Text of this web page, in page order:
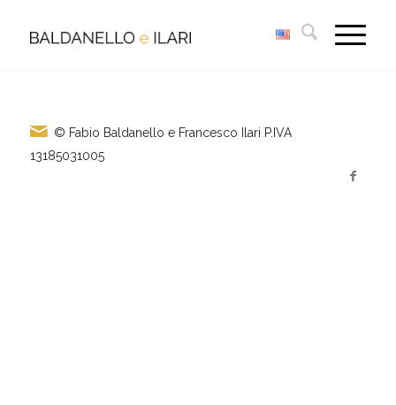
© Fabio Baldanello e Francesco Ilari P.IVA
13185031005